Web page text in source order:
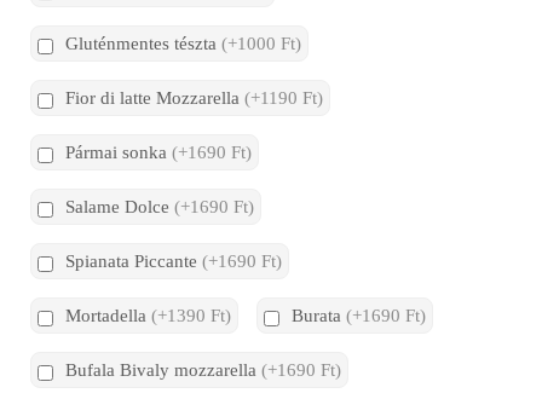
Gluténmentes tészta (+1000 Ft)
Fior di latte Mozzarella (+1190 Ft)
Pármai sonka (+1690 Ft)
Salame Dolce (+1690 Ft)
Spianata Piccante (+1690 Ft)
Mortadella (+1390 Ft) Burata (+1690 Ft)
Bufala Bivaly mozzarella (+1690 Ft)